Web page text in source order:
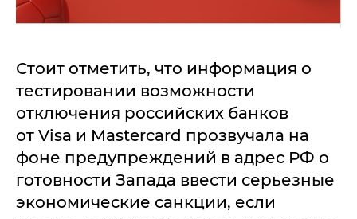
Стоит отметить, что информация о
тестировании возможности
отключения российских банков
от Visa и Mastercard прозвучала на
фоне предупреждений в адрес РФ о
готовности Запада ввести серьезные
экономические санкции, если